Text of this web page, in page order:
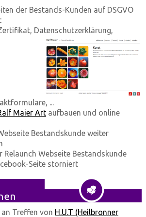
der Bestands-Kunden auf DSGVO
Datenschutzerklärung,
...
Maier Art aufbauen und online
Bestandskunde weiter
Webseite Bestandskunde
Seite storniert
Treffen von H.U.T (Heilbronner